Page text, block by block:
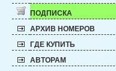
ПОДПИСКА
АРХИВ НОМЕРОВ
ГДЕ КУПИТЬ
АВТОРАМ